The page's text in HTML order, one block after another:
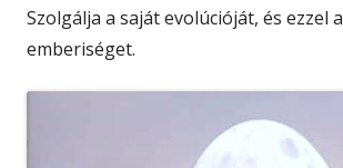
Szolgálja a saját evolúcióját, és ezzel
emberiséget.